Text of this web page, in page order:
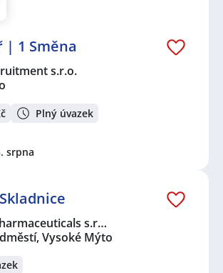
| 1 Směna
s.r.o.
Plný úvazek
srpna
s.r…
Vysoké Mýto